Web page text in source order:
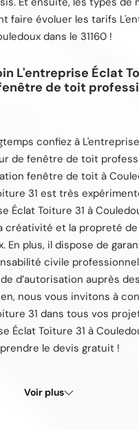
faire évoluer les tarifs
dans le 31160 !
L'entreprise Éclat
de toit
confiez à
de fenêtre de toit
fenêtre de toit à
31 est très
Éclat Toiture 31 à
créativité et la propreté
En plus, il dispose de
civile
d’autorisation auprès
nous vous invitons à
31 dans tous vos
Éclat Toiture 31 à
le devis gratuit !
Voir plus